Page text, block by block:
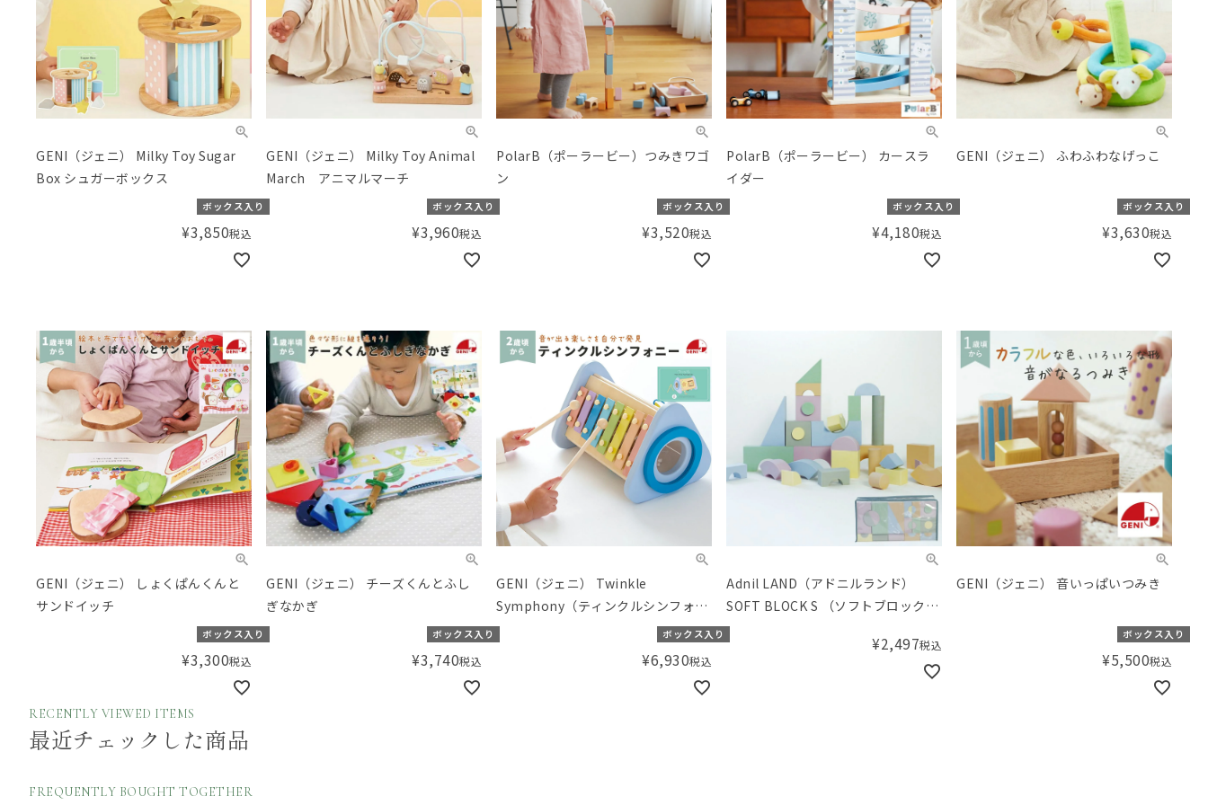
GENI（ジェニ） Milky Toy Sugar
Box シュガーボックス
ボックス入り
¥3,850税込
GENI（ジェニ） Milky Toy Animal
March アニマルマーチ
ボックス入り
¥3,960税込
PolarB（ポーラービー）つみきワゴ
ン
ボックス入り
¥3,520税込
PolarB（ポーラービー） カースラ
イダー
ボックス入り
¥4,180税込
GENI（ジェニ） ふわふわなげっこ
ボックス入り
¥3,630税込
GENI（ジェニ） しょくぱんくんと
サンドイッチ
ボックス入り
¥3,300税込
GENI（ジェニ） チーズくんとふし
ぎなかぎ
ボックス入り
¥3,740税込
GENI（ジェニ） Twinkle
Symphony（ティンクルシンフォニ
ー）
ボックス入り
¥6,930税込
Adnil LAND（アドニルランド）
SOFT BLOCK S （ソフトブロック
S）
¥2,497税込
GENI（ジェニ） 音いっぱいつみき
ボックス入り
¥5,500税込
RECENTLY VIEWED ITEMS
最近チェックした商品
FREQUENTLY BOUGHT TOGETHER